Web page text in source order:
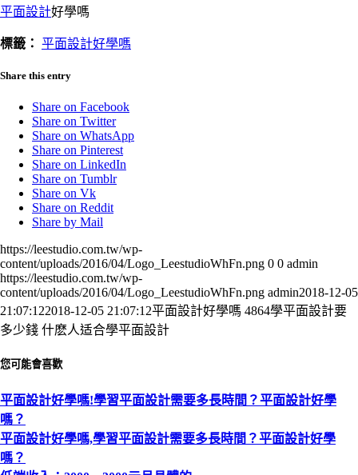
平面設計好學嗎
標籤： 平面設計好學嗎
Share this entry
Share on Facebook
Share on Twitter
Share on WhatsApp
Share on Pinterest
Share on LinkedIn
Share on Tumblr
Share on Vk
Share on Reddit
Share by Mail
https://leestudio.com.tw/wp-
content/uploads/2016/04/Logo_LeestudioWhFn.png 0 0 admin
https://leestudio.com.tw/wp-
content/uploads/2016/04/Logo_LeestudioWhFn.png admin2018-12-05
21:07:122018-12-05 21:07:12平面設計好學嗎 4864學平面設計要
多少錢 什麽人适合學平面設計
您可能會喜歡
平面設計好學嗎!學習平面設計需要多長時間？平面設計好學
嗎？
平面設計好學嗎,學習平面設計需要多長時間？平面設計好學
嗎？